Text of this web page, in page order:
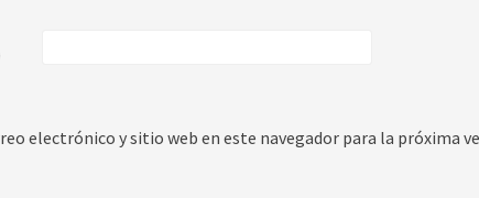
electrónico y sitio web en este navegador para la próxima